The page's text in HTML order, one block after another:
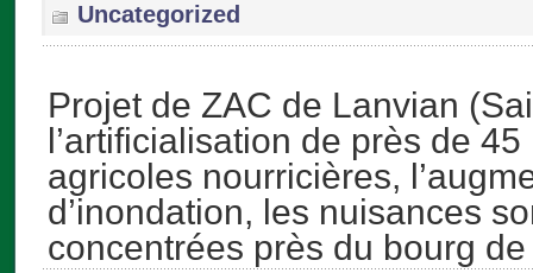
Uncategorized
Projet de ZAC de Lanvian
l’artificialisation de près de
agricoles nourricières,
d’inondation, les nuisances
concentrées près du bourg